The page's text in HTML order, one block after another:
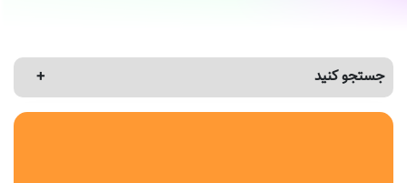
جستجو کنید